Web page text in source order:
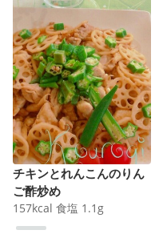
チキンとれんこんのりん
ご酢炒め
157kcal 食塩 1.1 g